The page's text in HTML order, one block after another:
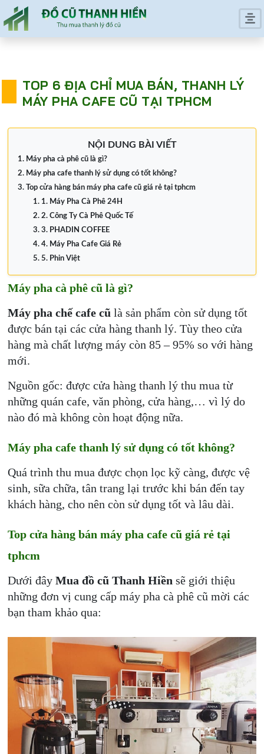
TOP 6 ĐỊA CHỈ MUA BÁN, THANH LÝ
MÁY PHA CAFE CŨ TẠI TPHCM
NỘI DUNG BÀI VIẾT
Máy pha cà phê cũ là gì?
Máy pha cafe thanh lý sử dụng có tốt không?
Top cửa hàng bán máy pha cafe cũ giá rẻ tại tphcm
1. Máy Pha Cà Phê 24H
2. Công Ty Cà Phê Quốc Tế
3. PHADIN COFFEE
4. Máy Pha Cafe Giá Rẻ
5. Phin Việt
Máy pha cà phê cũ là gì?
Máy pha chế cafe cũ là sản phẩm còn sử dụng tốt
được bán tại các cửa hàng thanh lý. Tùy theo cửa
hàng mà chất lượng máy còn 85 – 95% so với hàng
mới.
Nguồn gốc: được cửa hàng thanh lý thu mua từ
những quán cafe, văn phòng, cửa hàng,… vì lý do
nào đó mà không còn hoạt động nữa.
Máy pha cafe thanh lý sử dụng có tốt không?
Quá trình thu mua được chọn lọc kỹ càng, được vệ
sinh, sữa chữa, tân trang lại trước khi bán đến tay
khách hàng, cho nên còn sử dụng tốt và lâu dài.
Top cửa hàng bán máy pha cafe cũ giá rẻ tại
tphcm
Dưới đâyMua đồ cũ Thanh Hiền sẽ giới thiệu
những đơn vị cung cấp máy pha cà phê cũ mời các
bạn tham khảo qua: